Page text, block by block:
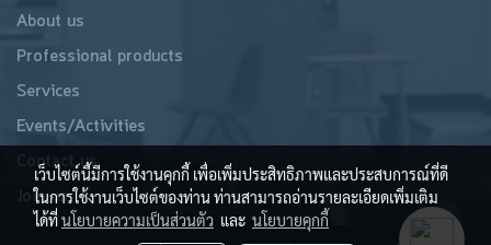
About us
Professional products
Services
Events/Activities
Contact us
Join us
เว็บไซต์นี้มีการใช้งานคุกกี้ เพื่อเพิ่มประสิทธิภาพและประสบการณ์ที่ดี
ในการใช้งานเว็บไซต์ของท่าน ท่านสามารถอ่านรายละเอียดเพิ่มเติม
ได้ที่นโยบายความเป็นส่วนตัว และ นโยบายคุกกี้